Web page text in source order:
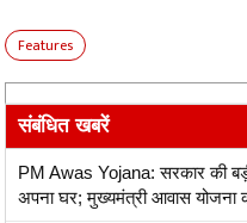
Features
संबंधित खबरें
PM Awas Yojana: सरकार की
अपना घर; मुख्यमंत्री आवास योजना